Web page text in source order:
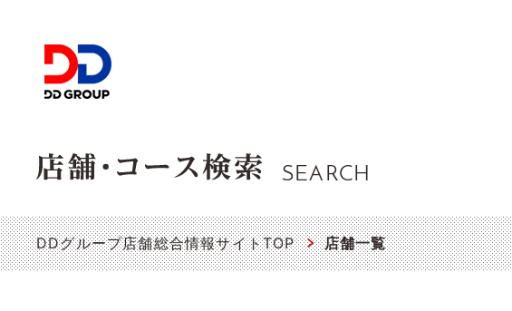
SEARCH
DDグループ店舗総合情報サイトTOP 店舗一覧